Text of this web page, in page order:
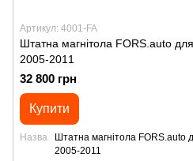
Артикул: 4001-FA
Штатна магнітола FORS.auto
2005-2011
32 800 грн
Купити
Назва
Штатна магнітола FORS.auto
2005-2011